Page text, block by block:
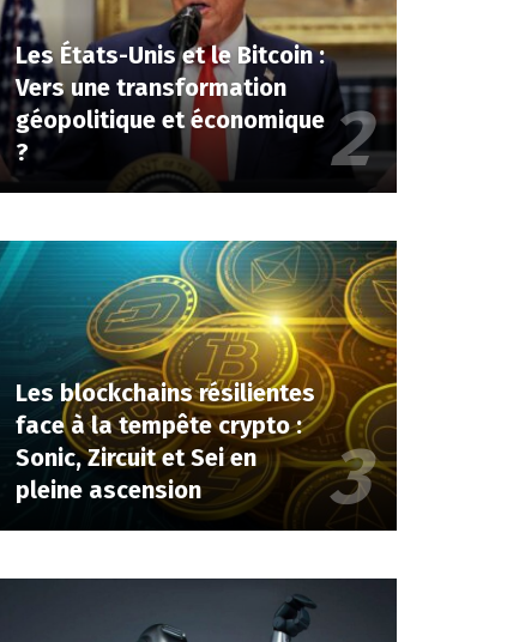
Les États-Unis et le Bitcoin :
Vers une transformation
géopolitique et économique
?
Les blockchains résilientes
face à la tempête crypto :
Sonic, Zircuit et Sei en
pleine ascension